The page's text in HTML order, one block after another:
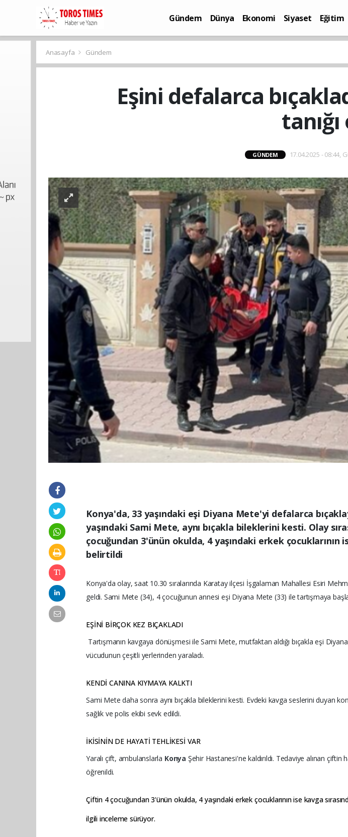
Gündem Dünya Ekonomi Siyaset Eğitim
Anasayfa Gündem
Eşini defalarca
GÜNDEM 17.04.2025 - 08:44,
Konya'da, 33 yaşındaki eşi Diyana Mete'yi defalarca
yaşındaki Sami Mete, aynı bıçakla bileklerini kesti. Olay
çocuğundan 3'ünün okulda, 4 yaşındaki erkek çocuklarının
belirtildi
Konya'da olay, saat 10.30 sıralarında Karatay ilçesi İşgalaman Mahallesi Esiri
geldi. Sami Mete (34), 4 çocuğunun annesi eşi Diyana Mete (33) ile tartışmaya
EŞİNİ BİRÇOK KEZ BIÇAKLADI
Tartışmanın kavgaya dönüşmesi ile Sami Mete, mutfaktan aldığı bıçakla eşi
vücudunun çeşitli yerlerinden yaraladı.
KENDİ CANINA KIYMAYA KALKTI
Sami Mete daha sonra aynı bıçakla bileklerini kesti. Evdeki kavga seslerini duyan
sağlık ve polis ekibi sevk edildi.
İKİSİNİN DE HAYATİ TEHLİKESİ VAR
Yaralı çift, ambulanslarla Konya Şehir Hastanesi'ne kaldırıldı. Tedaviye alınan
öğrenildi.
Çiftin 4 çocuğundan 3'ünün okulda, 4 yaşındaki erkek çocuklarının ise kavga
ilgili inceleme sürüyor.